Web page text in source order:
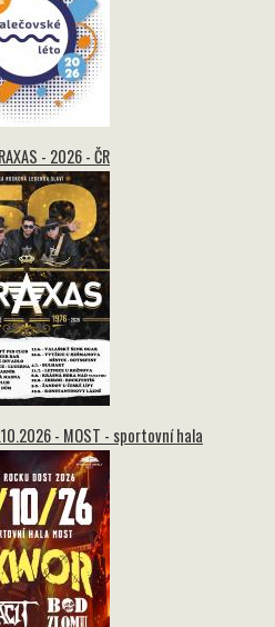
- 2026 - ČR
- MOST - sportovní hala